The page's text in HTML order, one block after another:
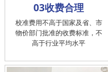
03收费合理
校准费用不高于国家及省、市
物价部门批准的收费标准，不
高于行业平均水平